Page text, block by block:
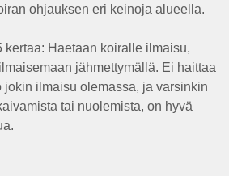
ohjauksen eri keinoja alueella.
kertaa: Haetaan koiralle ilmaisu,
jähmettymällä. Ei haittaa
ilmaisu olemassa, ja varsinkin
tai nuolemista, on hyvä